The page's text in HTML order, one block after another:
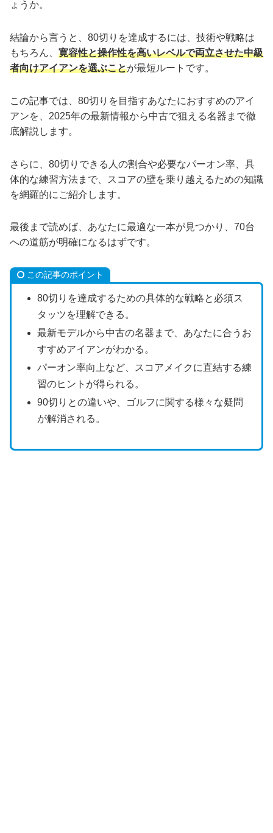
ょうか。
結論から言うと、80切りを達成するには、技術や戦略は
もちろん、 寛容性と操作性を高いレベルで両立させた中級
者向けアイアンを選ぶことが最短ルートです。
この記事では、80切りを目指すあなたにおすすめのアイ
アンを、2025年の最新情報から中古で狙える名器まで徹
底解説します。
さらに、80切りできる人の割合や必要なパーオン率、具
体的な練習方法まで、スコアの壁を乗り越えるための知識
を網羅的にご紹介します。
最後まで読めば、あなたに最適な一本が見つかり、70台
への道筋が明確になるはずです。
この記事のポイント
80切りを達成するための具体的な戦略と必須ス
タッツを理解できる。
最新モデルから中古の名器まで、あなたに合うお
すすめアイアンがわかる。
パーオン率向上など、スコアメイクに直結する練
習のヒントが得られる。
90切りとの違いや、ゴルフに関する様々な疑問
が解消される。